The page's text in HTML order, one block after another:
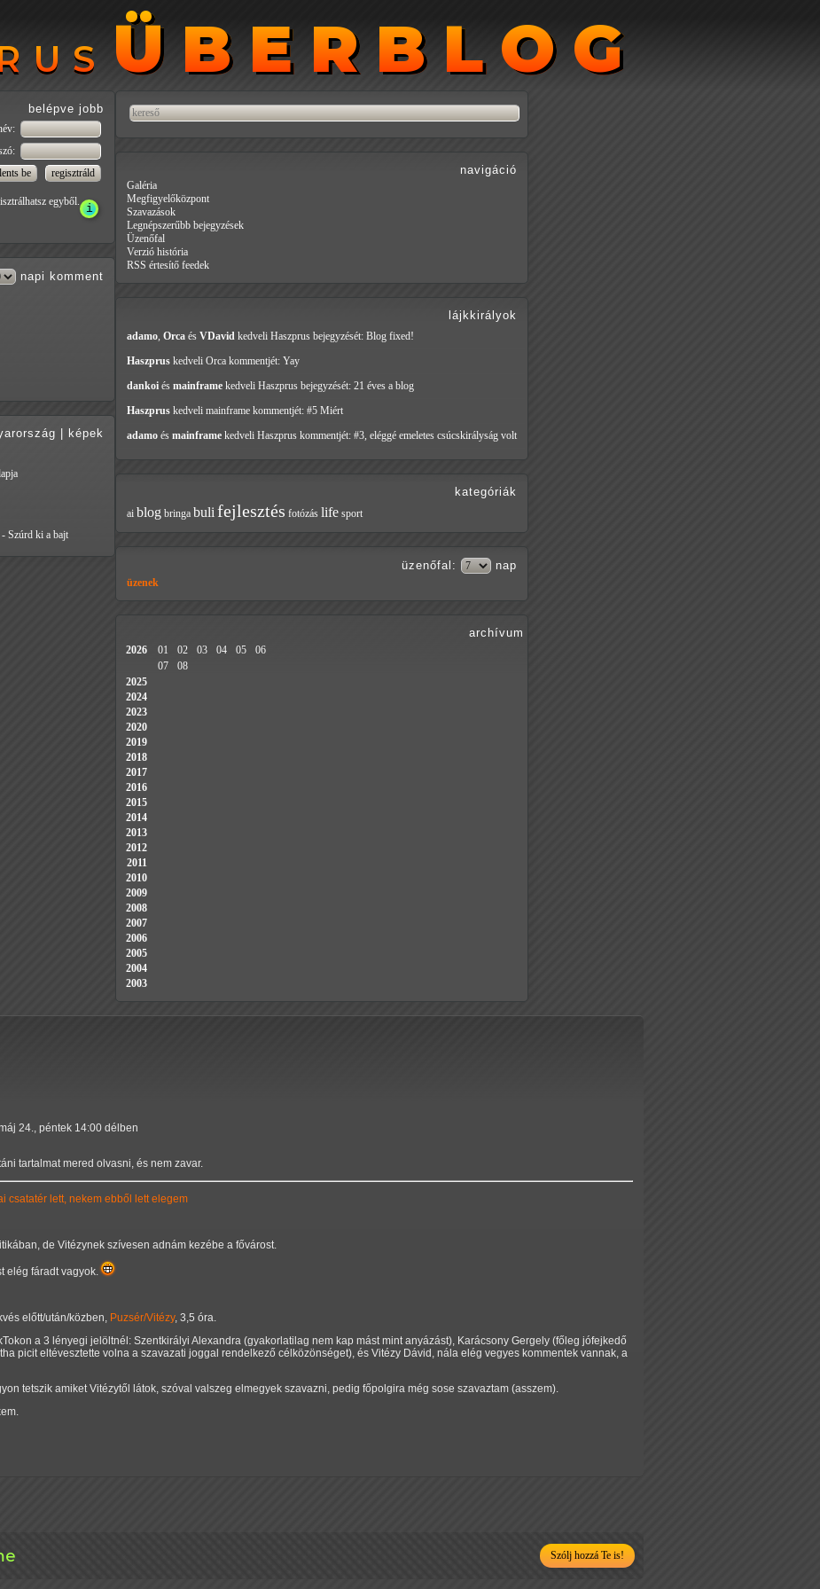
ÜBERBLOG
ÜBERBLOG
24., péntek 14:00 délben
tartalmat mered olvasni, és nem zavar.
csatatér lett, nekem ebből lett elegem
de Vitézynek szívesen adnám kezébe a fővárost.
elég fáradt vagyok.
előtt/után/közben, Puzsér/Vitézy, 3,5 óra.
a 3 lényegi jelöltnél: Szentkirályi Alexandra (gyakorlatilag nem kap mást mint anyázást), Karácsony Gergely (főleg jófejkedő
picit eltévesztette volna a szavazati joggal rendelkező célközönséget), és Vitézy Dávid, nála elég vegyes kommentek vannak, a
tetszik amiket Vitézytől látok, szóval valszeg elmegyek szavazni, pedig főpolgira még sose szavaztam (asszem).
Szólj hozzá Te is!
belépve jobb
egyből.
napi komment
képek
Szúrd ki a bajt
navigáció
Galéria
Megfigyelőközpont
Szavazások
Legnépszerűbb bejegyzések
Üzenőfal
Verzió história
RSS értesítő feedek
lájkkirályok
adamo, Orca és VDavid kedveli Haszprus bejegyzését: Blog fixed!
Haszprus kedveli Orca kommentjét: Yay
dankoi és mainframe kedveli Haszprus bejegyzését: 21 éves a blog
Haszprus kedveli mainframe kommentjét: #5 Miért
adamo és mainframe kedveli Haszprus kommentjét: #3, eléggé emeletes csúcskirályság volt
kategóriák
ai blog bringa buli fejlesztés fotózás life sport
üzenőfal : nap
üzenek
archívum
2026 01 02 03 04 05
06
07
08
2025
2024
2023
2020
2019
2018
2017
2016
2015
2014
2013
2012
2011
2010
2009
2008
2007
2006
2005
2004
2003